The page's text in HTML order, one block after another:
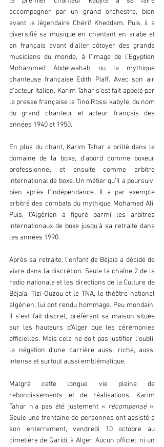
accompagner par un grand orchestre, bien
avant le légendaire Chérif Kheddam. Puis, il a
diversifié sa musique en chantant en arabe et
en français avant d’aller côtoyer des grands
musiciens du monde, à l’image de l’Egyptien
Mohammed Abdelwahab ou la mythique
chanteuse française Edith Piaff. Avec son air
d’acteur italien, Karim Tahar s’est fait appelé par
la presse française le Tino Rossi kabyle, du nom
du grand chanteur et acteur français des
années 1940 et 1950.
En plus du chant, Karim Tahar a brillé dans le
domaine de la boxe, d’abord comme boxeur
professionnel et ensuite comme arbitre
international de boxe. Un métier qu’il a poursuivi
bien après l’indépendance. Il a par exemple
arbitré des combats du mythique Mohamed Ali.
Puis, l’Algérien a figuré parmi les arbitres
internationaux de boxe jusqu’à sa retraite dans
les années 1990.
Après sa retraite, l’enfant de Béjaïa a décidé de
vivre dans la discrétion. Seule la chaîne 2 de la
radio nationale et les directions de la Culture de
Béjaïa, Tizi-Ouzou et le TNA, le théâtre national
algérien, lui ont rendu hommage. Peu mondain,
il s’est fait discret, préférant sa maison située
sur les hauteurs d’Alger que les cérémonies
officielles. Mais cela ne doit pas justifier l’oubli,
la négation d’une carrière aussi riche, aussi
intense et surtout aussi emblématique.
Malgré cette longue vie pleine de
rebondissements et de réalisations, Karim
Tahar n’a pas été justement « récompensé ».
Seule une trentaine de personnes ont assisté à
son enterrement, vendredi 10 octobre au
cimetière de Garidi, à Alger. Aucun officiel, ni un